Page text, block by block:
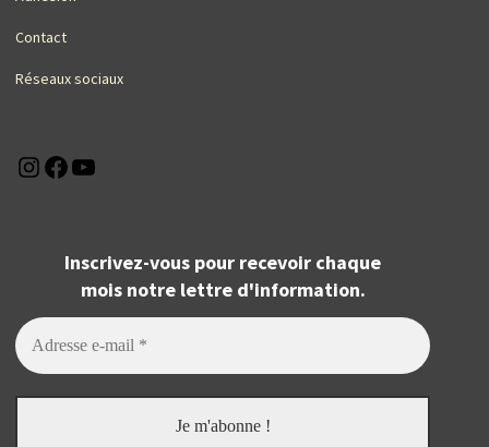
Contact
Réseaux sociaux
Instagram
Facebook
Inscrivez-vous pour recevoir chaque
mois notre lettre d'information.